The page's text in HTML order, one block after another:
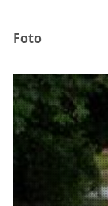
Foto